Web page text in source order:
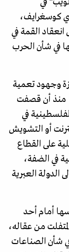
كوسغرايف،
انعقاد القمة في
في شأن الحرب
وجهود تعمية
منذ أن قصفت
في
أو التشويش
على القطاع
في الضفة،
الدولة العبرية
أمام أحد
من عقاله،
شأن الصناعات